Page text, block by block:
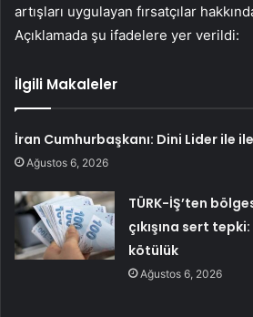
artışları uygulayan fırsatçılar
Açıklamada şu ifadelere yer verildi:
İlgili Makaleler
İran Cumhurbaşkanı: Dini Lider ile
Ağustos 6, 2026
TÜRK-İŞ’ten
çıkışına sert
kötülük
Ağustos 6, 2026